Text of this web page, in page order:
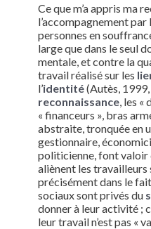
Ce que m’a appris ma
l’accompagnement
personnes en
large que dans le seul
mentale, et contre la
travail réalisé sur les
l’identité(Autès, 1999,
reconnaissance, les «
« financeurs », bras
abstraite, tronquée en
gestionnaire,
politicienne, font valoir
aliènent les travailleurs
précisément dans le
sociaux sont privés du
donner à leur activité ;
leur travail n’est pas «